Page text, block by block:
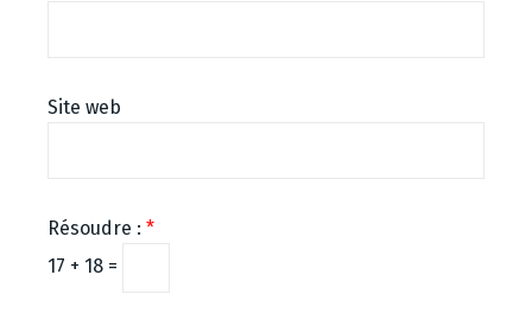
Site web
Résoudre : *
17 + 18 =